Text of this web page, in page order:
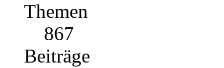
Themen
867
Beiträge